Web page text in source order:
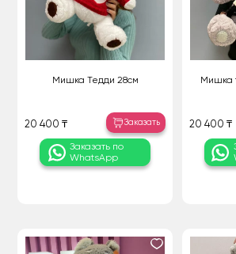
Мишка Тедди 28см
20 400 ₸ Заказать
Заказать по
WhatsApp
Мишка
20 400 ₸